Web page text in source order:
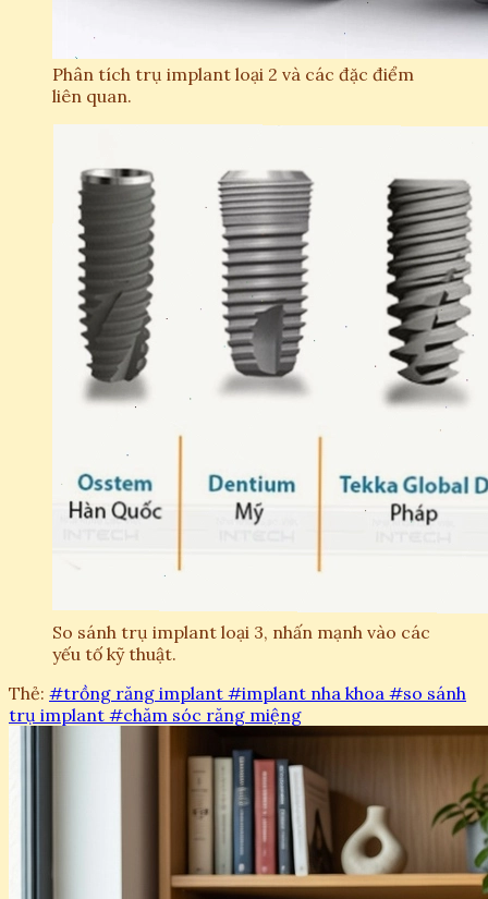
Phân tích trụ implant loại 2 và các đặc điểm
liên quan.
So sánh trụ implant loại 3, nhấn mạnh vào các
yếu tố kỹ thuật.
Thẻ: #trồng răng implant #implant nha khoa #so sánh
trụ implant #chăm sóc răng miệng